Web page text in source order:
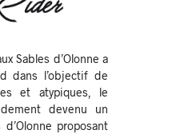
Sables d’Olonne a
dans l’objectif de
et atypiques, le
devenu un
proposant